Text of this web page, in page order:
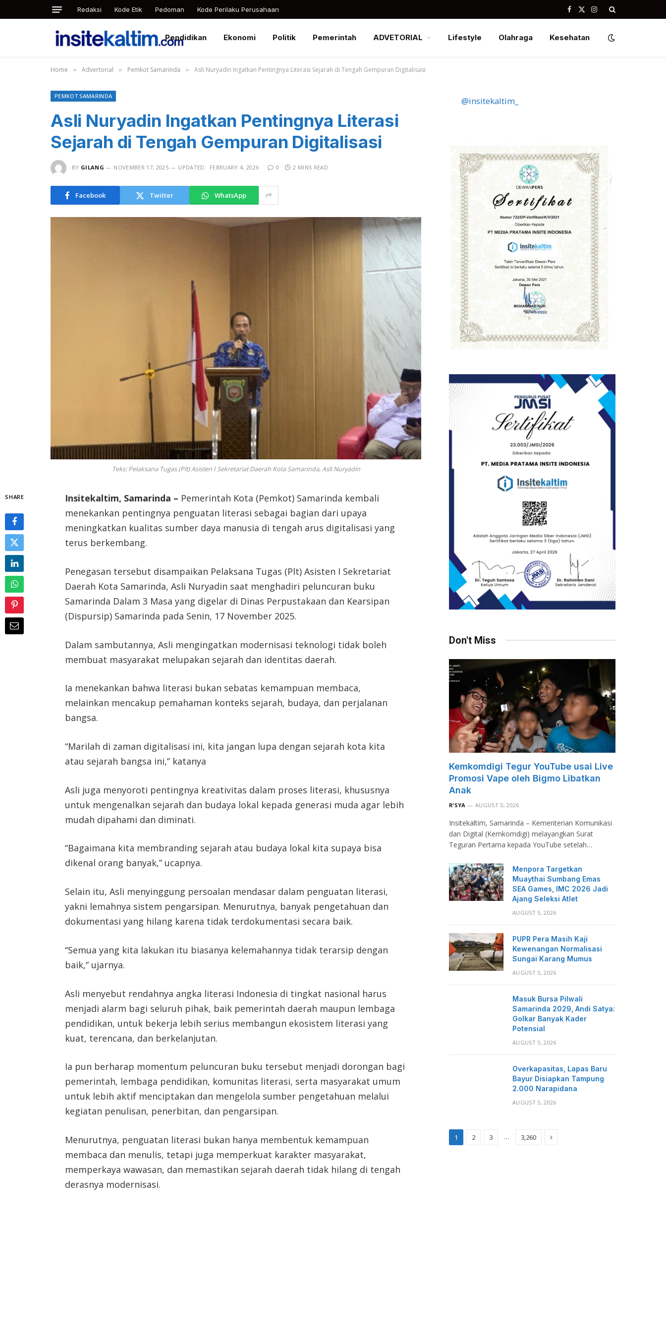
Redaksi Kode Etik Pedoman Kode Perilaku Perusahaan Facebook
X
Instagram
Pendidikan Ekonomi Politik Pemerintah ADVETORIAL Lifestyle Olahraga Kesehatan
Home » Advertorial » Pemkot Samarinda » Asli Nuryadin Ingatkan Pentingnya Literasi Sejarah di Tengah Gempuran Digitalisasi
PEMKOT SAMARINDA
Asli Nuryadin Ingatkan Pentingnya Literasi
Sejarah di Tengah Gempuran Digitalisasi
BY GILANG NOVEMBER 17, 2025 UPDATED: FEBRUARY 4, 2026 0 2 MINS READ
Facebook Twitter WhatsApp
Teks: Pelaksana Tugas (Plt) Asisten I Sekretariat Daerah Kota Samarinda, Asli Nuryadin
SHARE Insitekaltim, Samarinda – Pemerintah Kota (Pemkot) Samarinda kembali
menekankan pentingnya penguatan literasi sebagai bagian dari upaya
meningkatkan kualitas sumber daya manusia di tengah arus digitalisasi yang
terus berkembang.
Penegasan tersebut disampaikan Pelaksana Tugas (Plt) Asisten I Sekretariat
Daerah Kota Samarinda, Asli Nuryadin saat menghadiri peluncuran buku
Samarinda Dalam 3 Masa yang digelar di Dinas Perpustakaan dan Kearsipan
(Dispursip) Samarinda pada Senin, 17 November 2025.
Dalam sambutannya, Asli mengingatkan modernisasi teknologi tidak boleh
membuat masyarakat melupakan sejarah dan identitas daerah.
Ia menekankan bahwa literasi bukan sebatas kemampuan membaca,
melainkan mencakup pemahaman konteks sejarah, budaya, dan perjalanan
bangsa.
“Marilah di zaman digitalisasi ini, kita jangan lupa dengan sejarah kota kita
atau sejarah bangsa ini,” katanya
Asli juga menyoroti pentingnya kreativitas dalam proses literasi, khususnya
untuk mengenalkan sejarah dan budaya lokal kepada generasi muda agar lebih
mudah dipahami dan diminati.
“Bagaimana kita membranding sejarah atau budaya lokal kita supaya bisa
dikenal orang banyak,” ucapnya.
Selain itu, Asli menyinggung persoalan mendasar dalam penguatan literasi,
yakni lemahnya sistem pengarsipan. Menurutnya, banyak pengetahuan dan
dokumentasi yang hilang karena tidak terdokumentasi secara baik.
“Semua yang kita lakukan itu biasanya kelemahannya tidak terarsip dengan
baik,” ujarnya.
Asli menyebut rendahnya angka literasi Indonesia di tingkat nasional harus
menjadi alarm bagi seluruh pihak, baik pemerintah daerah maupun lembaga
pendidikan, untuk bekerja lebih serius membangun ekosistem literasi yang
kuat, terencana, dan berkelanjutan.
Ia pun berharap momentum peluncuran buku tersebut menjadi dorongan bagi
pemerintah, lembaga pendidikan, komunitas literasi, serta masyarakat umum
untuk lebih aktif menciptakan dan mengelola sumber pengetahuan melalui
kegiatan penulisan, penerbitan, dan pengarsipan.
Menurutnya, penguatan literasi bukan hanya membentuk kemampuan
membaca dan menulis, tetapi juga memperkuat karakter masyarakat,
memperkaya wawasan, dan memastikan sejarah daerah tidak hilang di tengah
derasnya modernisasi.
@insitekaltim_
Don't Miss
Kemkomdigi Tegur YouTube usai Live
Promosi Vape oleh Bigmo Libatkan
Anak
R’SYA AUGUST 5, 2026
Insitekaltim, Samarinda – Kementerian Komunikasi
dan Digital (Kemkomdigi) melayangkan Surat
Teguran Pertama kepada YouTube setelah…
Menpora Targetkan
Muaythai Sumbang Emas
SEA Games, IMC 2026 Jadi
Ajang Seleksi Atlet
AUGUST 5, 2026
PUPR Pera Masih Kaji
Kewenangan Normalisasi
Sungai Karang Mumus
AUGUST 5, 2026
Masuk Bursa Pilwali
Samarinda 2029, Andi Satya:
Golkar Banyak Kader
Potensial
AUGUST 5, 2026
Overkapasitas, Lapas Baru
Bayur Disiapkan Tampung
2.000 Narapidana
AUGUST 5, 2026
1 2 3 … 3,260 Next